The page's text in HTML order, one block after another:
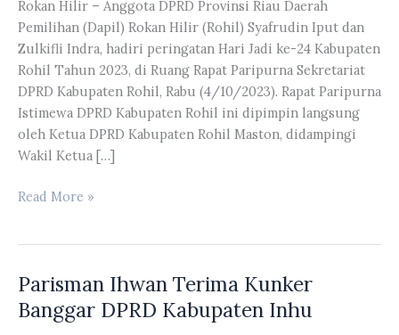
Rokan Hilir – Anggota DPRD Provinsi Riau Daerah
Pemilihan (Dapil) Rokan Hilir (Rohil) Syafrudin Iput dan
Zulkifli Indra, hadiri peringatan Hari Jadi ke-24 Kabupaten
Rohil Tahun 2023, di Ruang Rapat Paripurna Sekretariat
DPRD Kabupaten Rohil, Rabu (4/10/2023). Rapat Paripurna
Istimewa DPRD Kabupaten Rohil ini dipimpin langsung
oleh Ketua DPRD Kabupaten Rohil Maston, didampingi
Wakil Ketua […]
Anggota
Rohil
Hadiri
Peringatan
Read More »
Parisman Ihwan Terima Kunker
Banggar DPRD Kabupaten Inhu